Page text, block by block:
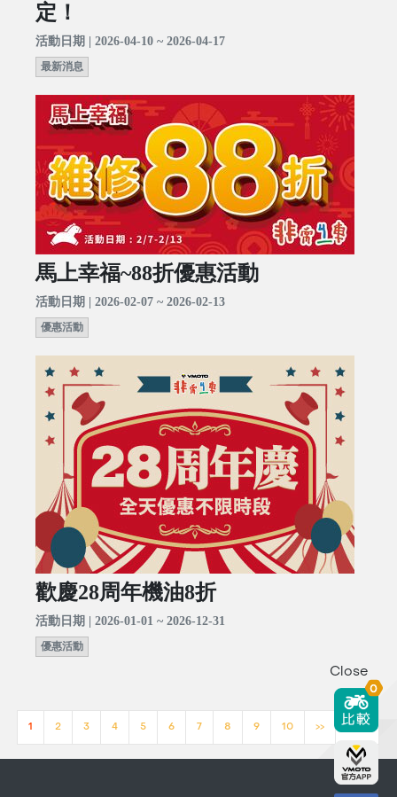
定！
活動日期 | 2026-04-10 ~ 2026-04-17
最新消息
馬上幸福~88折優惠活動
活動日期 | 2026-02-07 ~ 2026-02-13
優惠活動
歡慶28周年機油8折
活動日期 | 2026-01-01 ~ 2026-12-31
優惠活動
1 2 3 4 5 6 7 8 9 10 >> [23]
Close
0